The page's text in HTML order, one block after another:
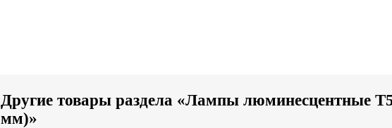
Другие товары раздела «Лампы люминесцентные
мм)»